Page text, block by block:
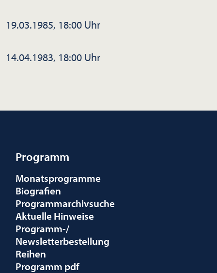
19.03.1985, 18:00 Uhr
14.04.1983, 18:00 Uhr
Programm
Monatsprogramme
Biografien
Programmarchivsuche
Aktuelle Hinweise
Programm-/
Newsletterbestellung
Reihen
Programm pdf